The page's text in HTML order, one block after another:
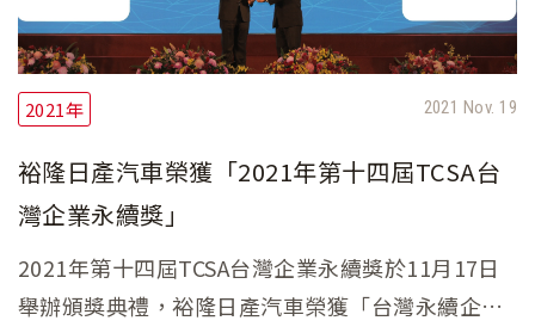
2021年 2021 Nov. 19
裕隆日產汽車榮獲「2021年第十四屆TCSA台
灣企業永續獎」
2021年第十四屆TCSA台灣企業永續獎於11月17日
舉辦頒獎典禮，裕隆日產汽車榮獲「台灣永續企業